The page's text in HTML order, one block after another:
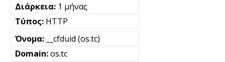
1 μήνας
HTTP
__cfduid (os.tc)
os.tc